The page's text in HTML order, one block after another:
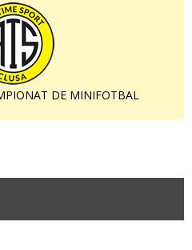
DE MINIFOTBAL